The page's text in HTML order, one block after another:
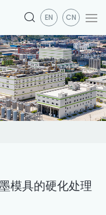
EN CN
模具的硬化处理